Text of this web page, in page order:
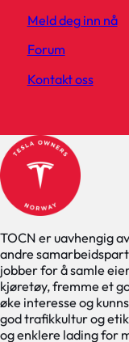
TOCN er uavhengig
andre
jobber for å samle
kjøretøy, fremme et
øke interesse og
god trafikkultur og
og enklere lading for
Meld deg inn nå
Forum
Kontakt oss